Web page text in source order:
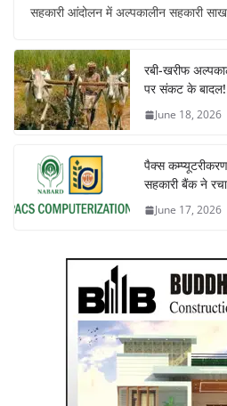
सहकारी आंदोलन में अल्पकालीन सहकारी
रबी-खरीफ
पर संकट के बादल!
June 18, 2026
पैक्स
सहकारी बैंक ने
June 17, 2026